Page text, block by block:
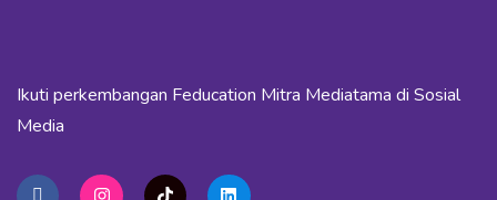
Ikuti perkembangan Feducation Mitra Mediatama di Sosial
Media